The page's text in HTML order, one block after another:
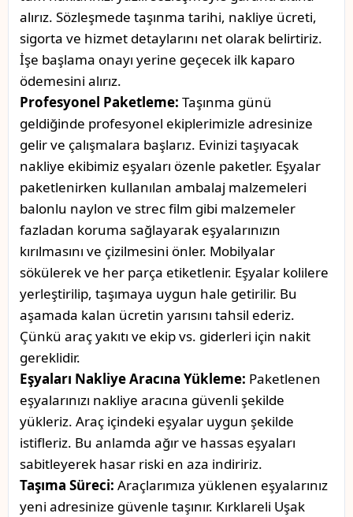
alırız. Sözleşmede taşınma tarihi, nakliye ücreti,
sigorta ve hizmet detaylarını net olarak belirtiriz.
İşe başlama onayı yerine geçecek ilk kaparo
ödemesini alırız.
Profesyonel Paketleme: Taşınma günü
geldiğinde profesyonel ekiplerimizle adresinize
gelir ve çalışmalara başlarız. Evinizi taşıyacak
nakliye ekibimiz eşyaları özenle paketler. Eşyalar
paketlenirken kullanılan ambalaj malzemeleri
balonlu naylon ve strec film gibi malzemeler
fazladan koruma sağlayarak eşyalarınızın
kırılmasını ve çizilmesini önler. Mobilyalar
sökülerek ve her parça etiketlenir. Eşyalar kolilere
yerleştirilip, taşımaya uygun hale getirilir. Bu
aşamada kalan ücretin yarısını tahsil ederiz.
Çünkü araç yakıtı ve ekip vs. giderleri için nakit
gereklidir.
Eşyaları Nakliye Aracına Yükleme: Paketlenen
eşyalarınızı nakliye aracına güvenli şekilde
yükleriz. Araç içindeki eşyalar uygun şekilde
istifleriz. Bu anlamda ağır ve hassas eşyaları
sabitleyerek hasar riski en aza indiririz.
Taşıma Süreci: Araçlarımıza yüklenen eşyalarınız
yeni adresinize güvenle taşınır. Kırklareli Uşak